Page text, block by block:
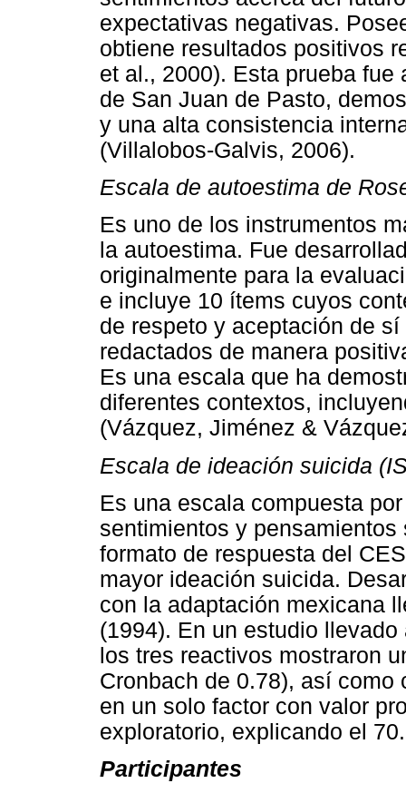
expectativas negativas.
obtiene resultados positivos
et al., 2000). Esta prueba
de San Juan de Pasto,
y una alta consistencia
(Villalobos-Galvis, 2006).
Escala de autoestima de
Es uno de los instrumentos
la autoestima. Fue
originalmente para la
e incluye 10 ítems cuyos
de respeto y aceptación de
redactados de manera
Es una escala que ha
diferentes contextos,
(Vázquez, Jiménez &
Escala de ideación suicida
Es una escala compuesta
sentimientos y
formato de respuesta del
mayor ideación suicida.
con la adaptación mexicana
(1994). En un estudio
los tres reactivos mostraron
Cronbach de 0.78), así
en un solo factor con valor
exploratorio, explicando el
Participantes